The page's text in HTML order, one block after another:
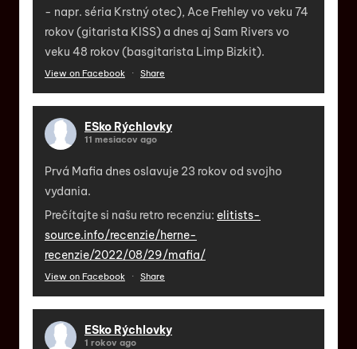
- napr. séria Krstný otec), Ace Frehley vo veku 74
rokov (gitarista KISS) a dnes aj Sam Rivers vo
veku 48 rokov (basgitarista Limp Bizkit).
View on Facebook · Share
ESko Rýchlovky
11 mesiacov ago
Prvá Mafia dnes oslavuje 23 rokov od svojho
vydania.
Prečítajte si našu retro recenziu: elitists-
source.info/recenzie/herne-
recenzie/2022/08/29/mafia/
View on Facebook · Share
ESko Rýchlovky
1 rokov ago